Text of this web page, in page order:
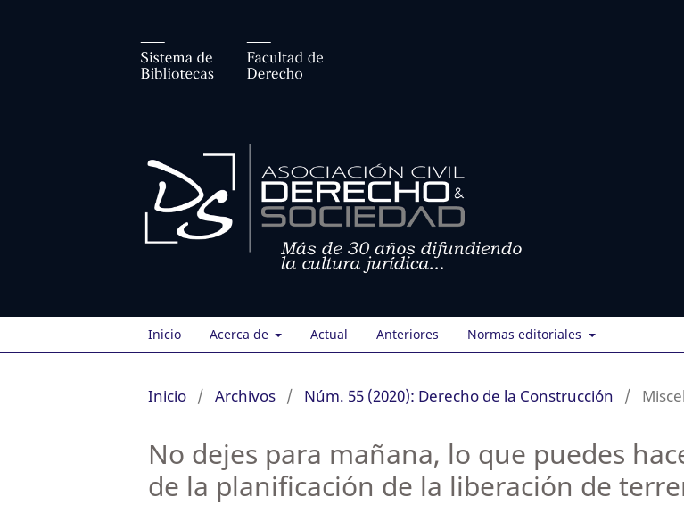
Inicio Acerca de Actual Anteriores Normas editoriales
Inicio / Archivos / Núm. 55 (2020): Derecho de la Construcción /
No dejes para mañana, lo que puedes
de la planificación de la liberación de